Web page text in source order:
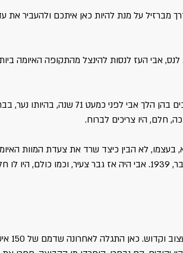
מברזיל על מנת להיות כאן איתכם ולהעביר את
אבי העז לנסות להינצל מהתקופה האיומה
בהתרגשות עמוקה אני הולכת באותן הדרכים בהן הלך אבי לפני
חלם, היו צריכים לברוח.
בעצמו, לא הבין כיצד שרד את צעדת המוות
שהוצאה לפועל על ידי הנאצים ב-1 לדצמבר, 1939. אבי היה אז גבר צעיר, וכמו
המקום